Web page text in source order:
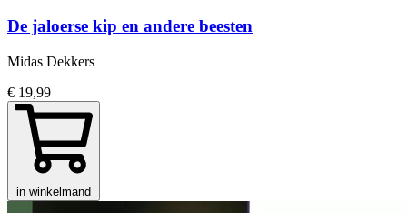
De jaloerse kip en andere beesten
Midas Dekkers
€ 19,99
in winkelmand